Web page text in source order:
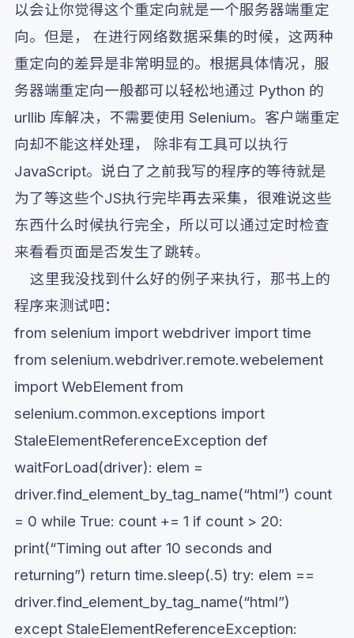
以会让你觉得这个重定向就是一个服务器端重定
向。但是， 在进行网络数据采集的时候，这两种
重定向的差异是非常明显的。根据具体情况，服
务器端重定向一般都可以轻松地通过 Python 的
urllib 库解决，不需要使用 Selenium。客户端重定
向却不能这样处理， 除非有工具可以执行
JavaScript。说白了之前我写的程序的等待就是
为了等这些个JS执行完毕再去采集，很难说这些
东西什么时候执行完全，所以可以通过定时检查
来看看页面是否发生了跳转。
这里我没找到什么好的例子来执行，那书上的
程序来测试吧：
from selenium import webdriver import time
from selenium.webdriver.remote.webelement
import WebElement from
selenium.common.exceptions import
StaleElementReferenceException def
waitForLoad(driver): elem =
driver.find_element_by_tag_name(“html”) count
= 0 while True: count += 1 if count > 20:
print(“Timing out after 10 seconds and
returning”) return time.sleep(.5) try: elem ==
driver.find_element_by_tag_name(“html”)
except StaleElementReferenceException: